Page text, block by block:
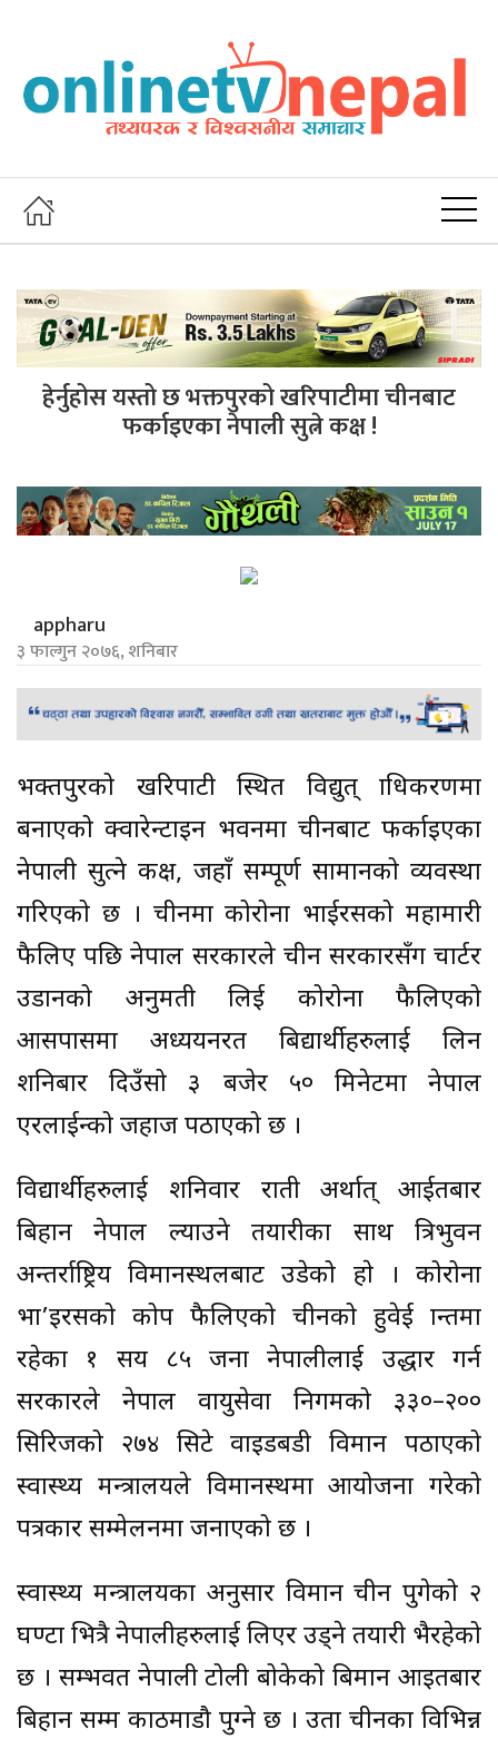
हेर्नुहोस यस्तो छ भक्तपुरको खरिपाटीमा चीनबाट
फर्काइएका नेपाली सुत्ने कक्ष !
appharu
३ फाल्गुन २०७६, शनिबार
भक्तपुरको खरिपाटी स्थित विद्युत् प्राधिकरणमा
बनाएको क्वारेन्टाइन भवनमा चीनबाट फर्काइएका
नेपाली सुत्ने कक्ष, जहाँ सम्पूर्ण सामानको व्यवस्था
गरिएको छ । चीनमा कोरोना भाईरसको महामारी
फैलिए पछि नेपाल सरकारले चीन सरकारसँग चार्टर
उडानको अनुमती लिई कोरोना फैलिएको
आसपासमा अध्ययनरत बिद्यार्थीहरुलाई लिन
शनिबार दिउँसो ३ बजेर ५० मिनेटमा नेपाल
एरलाईन्को जहाज पठाएको छ ।
विद्यार्थीहरुलाई शनिवार राती अर्थात् आईतबार
बिहान नेपाल ल्याउने तयारीका साथ त्रिभुवन
अन्तर्राष्ट्रिय विमानस्थलबाट उडेको हाे । कोरोना
भा’इरसको प्रकोप फैलिएको चीनको हुवेई प्रान्तमा
रहेका १ सय ८५ जना नेपालीलाई उद्धार गर्न
सरकारले नेपाल वायुसेवा निगमको ३३०–२००
सिरिजको २७४ सिटे वाइडबडी विमान पठाएको
स्वास्थ्य मन्त्रालयले विमानस्थमा आयोजना गरेको
पत्रकार सम्मेलनमा जनाएको छ ।
स्वास्थ्य मन्त्रालयका अनुसार विमान चीन पुगेको २
घण्टा भित्रै नेपालीहरुलाई लिएर उड्ने तयारी भैरहेको
छ । सम्भवत नेपाली टोली बोकेको बिमान आइतबार
बिहान सम्म काठमाडौ पुग्ने छ । उता चीनका विभिन्न